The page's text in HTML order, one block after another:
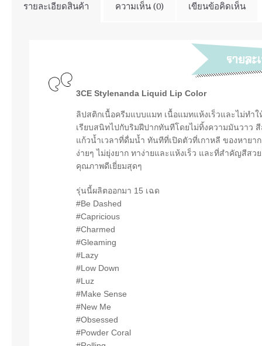
รายละเอียดสินค้า ความเห็น (0) เขียนข้อคิดเห็น
3CE Stylenanda Liquid Lip Color
ลิปสติกเนื้อครีมแบบแมท เนื้อแมทแห้งเร็วและไม่ทำ
เรียบสนิทไปกับริมฝีปากทันทีโดยไม่ทิ้งความมันวาว
แก้วน้ำเวลาที่ดื่มน้ำ ทันทีที่เปิดตัวที่เกาหลี ของหาย
ง่ายๆ ไม่ยุ่งยาก ทาง่ายและแห้งเร็ว และที่สำคัญสีส
คุณภาพดีเยี่ยมสุดๆ
รุ่นนี้ผลิตออกมา 15 เฉด
#Be Dashed
#Capricious
#Charmed
#Gleaming
#Lazy
#Low Down
#Luz
#Make Sense
#New Me
#Obsessed
#Powder Coral